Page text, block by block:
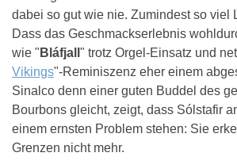
dabei so gut wie nie. Zumindest so viel
Dass das Geschmackserlebnis
wie " Bláfjall " trotz Orgel-Einsatz und
Vikings"-Reminiszenz eher einem
Sinalco denn einer guten Buddel des
Bourbons gleicht, zeigt, dass Sólstafir
einem ernsten Problem stehen: Sie
Grenzen nicht mehr.